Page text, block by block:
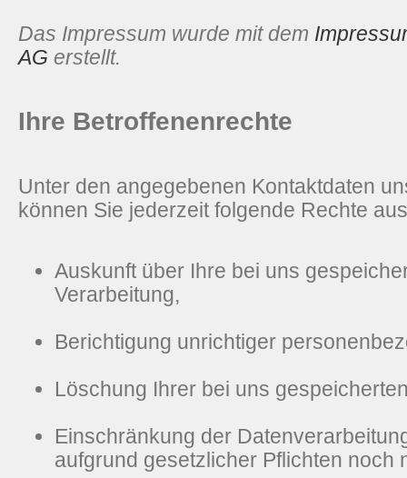
Das Impressum wurde mit dem
AG erstellt.
Ihre Betroffenenrechte
Unter den angegebenen Kontaktdaten
können Sie jederzeit folgende Rechte
Auskunft über Ihre bei uns
Verarbeitung,
Berichtigung unrichtiger
Löschung Ihrer bei uns
Einschränkung der
aufgrund gesetzlicher Pflichten noch